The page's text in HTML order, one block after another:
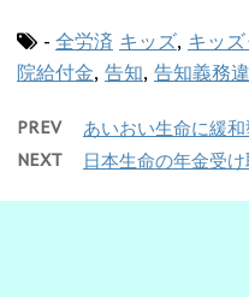
- 全労済 キッズ, キッ
院給付金, 告知, 告知義務
PREV あいおい生命に緩
NEXT 日本生命の年金受